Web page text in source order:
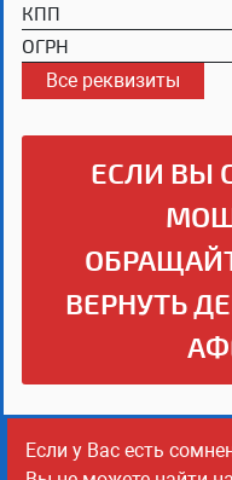
КПП
ОГРН
Все реквизиты
ЕСЛИ ВЫ
ВЕРНУТЬ
Если у Вас есть